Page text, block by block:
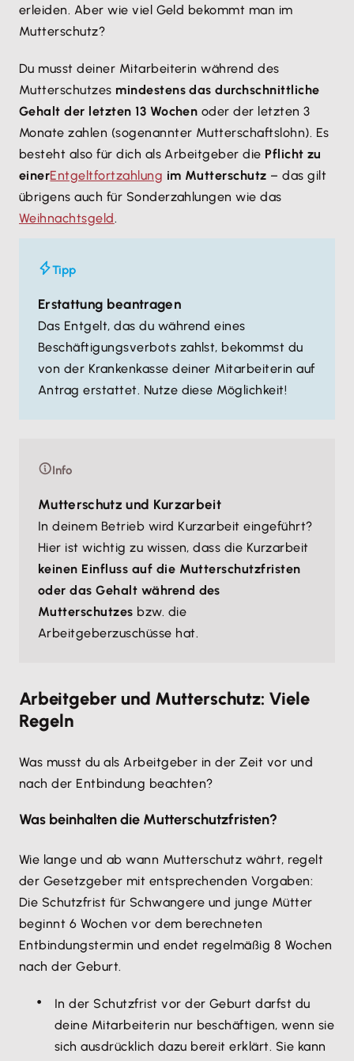
erleiden. Aber wie viel Geld bekommt man im
Mutterschutz?
Du musst deiner Mitarbeiterin während des
Mutterschutzes mindestens das durchschnittliche
Gehalt der letzten 13 Wochen oder der letzten 3
Monate zahlen (sogenannter Mutterschaftslohn). Es
besteht also für dich als Arbeitgeber die Pflicht zu
einerEntgeltfortzahlung im Mutterschutz – das gilt
übrigens auch für Sonderzahlungen wie das
Weihnachtsgeld.
Tipp
Erstattung beantragen
Das Entgelt, das du während eines
Beschäftigungsverbots zahlst, bekommst du
von der Krankenkasse deiner Mitarbeiterin auf
Antrag erstattet. Nutze diese Möglichkeit!
Info
Mutterschutz und Kurzarbeit
In deinem Betrieb wird Kurzarbeit eingeführt?
Hier ist wichtig zu wissen, dass die Kurzarbeit
keinen Einfluss auf die Mutterschutzfristen
oder das Gehalt während des
Mutterschutzes bzw. die
Arbeitgeberzuschüsse hat.
Arbeitgeber und Mutterschutz: Viele
Regeln
Was musst du als Arbeitgeber in der Zeit vor und
nach der Entbindung beachten?
Was beinhalten die Mutterschutzfristen?
Wie lange und ab wann Mutterschutz währt, regelt
der Gesetzgeber mit entsprechenden Vorgaben:
Die Schutzfrist für Schwangere und junge Mütter
beginnt 6 Wochen vor dem berechneten
Entbindungstermin und endet regelmäßig 8 Wochen
nach der Geburt.
In der Schutzfrist vor der Geburt darfst du
deine Mitarbeiterin nur beschäftigen, wenn sie
sich ausdrücklich dazu bereit erklärt. Sie kann